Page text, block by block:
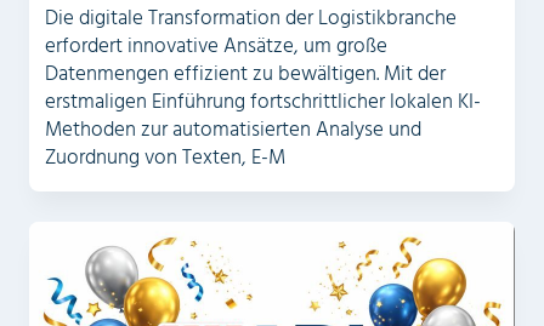
Die digitale Transformation der Logistikbranche
erfordert innovative Ansätze, um große
Datenmengen effizient zu bewältigen. Mit der
erstmaligen Einführung fortschrittlicher lokalen KI-
Methoden zur automatisierten Analyse und
Zuordnung von Texten, E-M